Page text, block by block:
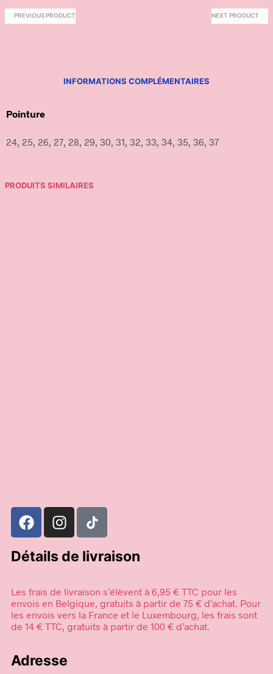
PREVIOUS PRODUCT NEXT PRODUCT
INFORMATIONS COMPLÉMENTAIRES
Pointure
24, 25, 26, 27, 28, 29, 30, 31, 32, 33, 34, 35, 36, 37
PRODUITS SIMILAIRES
Détails de livraison
Les frais de livraison s’élèvent à 6,95 € TTC pour les
envois en Belgique, gratuits à partir de 75 € d’achat. Pour
les envois vers la France et le Luxembourg, les frais sont
de 14 € TTC, gratuits à partir de 100 € d’achat.
Adresse